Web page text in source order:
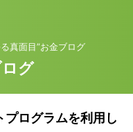
真面目”お金ブログ
グ
ログラムを利用し